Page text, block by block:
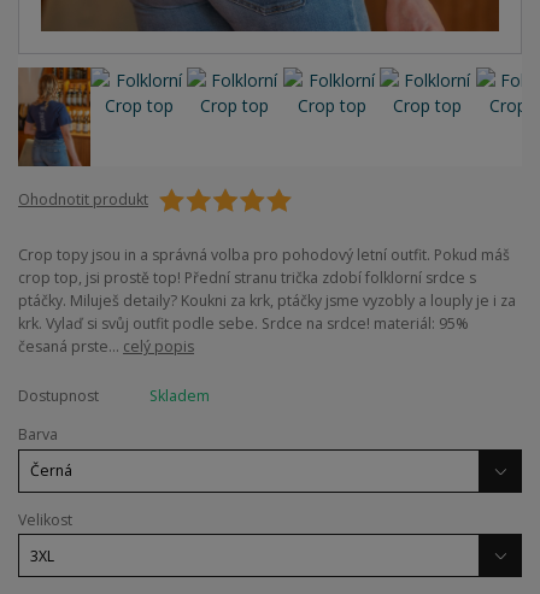
Ohodnotit produkt
Crop topy jsou in a správná volba pro pohodový letní outfit. Pokud máš
crop top, jsi prostě top! Přední stranu trička zdobí folklorní srdce s
ptáčky. Miluješ detaily? Koukni za krk, ptáčky jsme vyzobly a louply je i za
krk. Vylaď si svůj outfit podle sebe. Srdce na srdce! materiál: 95%
česaná prste... celý popis
Dostupnost
Skladem
Barva
Velikost